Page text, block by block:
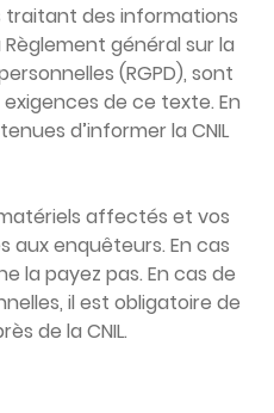
traitant des informations
général sur la
(RGPD), sont
de ce texte. En
d’informer la CNIL
affectés et vos
aux enquêteurs. En cas
la payez pas. En cas de
il est obligatoire de
de la CNIL.